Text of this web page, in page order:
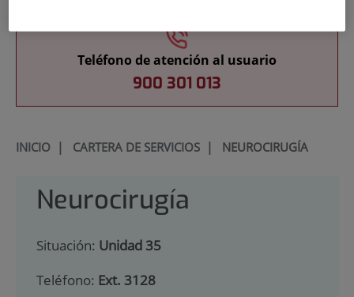
Teléfono de atención al usuario
900 301 013
INICIO| CARTERA DE SERVICIOS| NEUROCIRUGÍA
Neurocirugía
Situación: Unidad 35
Teléfono: Ext. 3128